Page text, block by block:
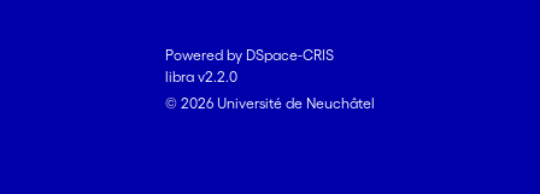
Powered by DSpace-CRIS
libra v2.2.0
© 2026 Université de Neuchâtel